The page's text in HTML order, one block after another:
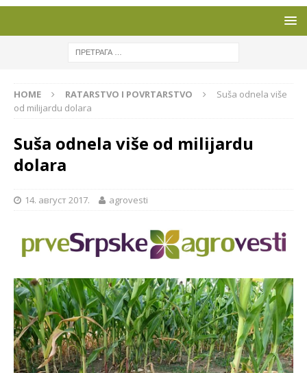
HOME RATARSTVO I POVRTARSTVO
Suša odnela više
od milijardu dolara
Suša odnela više od milijardu
dolara
14. август 2017. agrovesti